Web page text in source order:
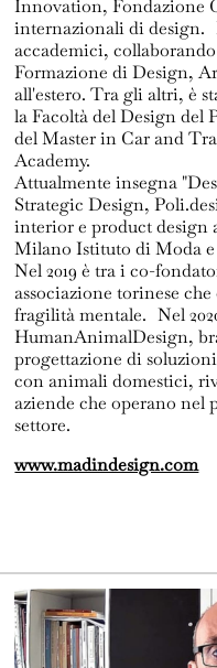
Innovation, Fondazione
internazionali di design.
accademici,
Formazione di Design,
all'estero. Tra gli altri, è
la Facoltà del Design
del Master in Car and
Academy.
Attualmente insegna
Strategic Design,
interior e product design
Milano Istituto di Moda
Nel 2019 è tra i co-
associazione torinese
fragilità mentale. Nel
HumanAnimalDesign,
progettazione di
con animali domestici,
aziende che operano nel
settore.
www.madindesign.com